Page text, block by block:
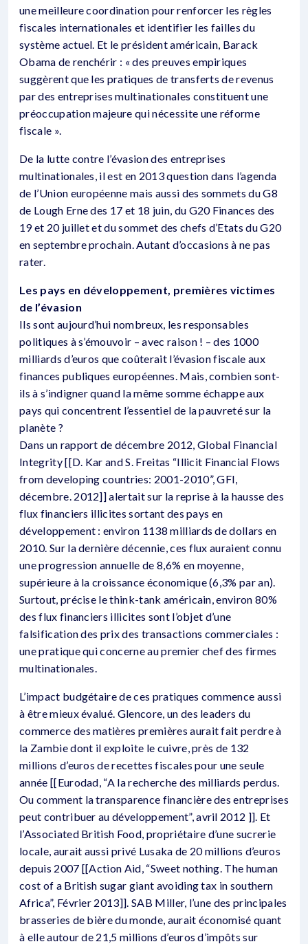
une meilleure coordination pour renforcer les règles
fiscales internationales et identifier les failles du
système actuel. Et le président américain, Barack
Obama de renchérir : « des preuves empiriques
suggèrent que les pratiques de transferts de revenus
par des entreprises multinationales constituent une
préoccupation majeure qui nécessite une réforme
fiscale ».
De la lutte contre l’évasion des entreprises
multinationales, il est en 2013 question dans l’agenda
de l’Union européenne mais aussi des sommets du G8
de Lough Erne des 17 et 18 juin, du G20 Finances des
19 et 20 juillet et du sommet des chefs d’Etats du G20
en septembre prochain. Autant d’occasions à ne pas
rater.
Les pays en développement, premières victimes
de l’évasion
Ils sont aujourd’hui nombreux, les responsables
politiques à s’émouvoir – avec raison ! – des 1000
milliards d’euros que coûterait l’évasion fiscale aux
finances publiques européennes. Mais, combien sont-
ils à s’indigner quand la même somme échappe aux
pays qui concentrent l’essentiel de la pauvreté sur la
planète ?
Dans un rapport de décembre 2012, Global Financial
Integrity [[D. Kar and S. Freitas “Illicit Financial Flows
from developing countries: 2001-2010”, GFI,
décembre. 2012]] alertait sur la reprise à la hausse des
flux financiers illicites sortant des pays en
développement : environ 1138 milliards de dollars en
2010. Sur la dernière décennie, ces flux auraient connu
une progression annuelle de 8,6% en moyenne,
supérieure à la croissance économique (6,3% par an).
Surtout, précise le think-tank américain, environ 80%
des flux financiers illicites sont l’objet d’une
falsification des prix des transactions commerciales :
une pratique qui concerne au premier chef des firmes
multinationales.
L’impact budgétaire de ces pratiques commence aussi
à être mieux évalué. Glencore, un des leaders du
commerce des matières premières aurait fait perdre à
la Zambie dont il exploite le cuivre, près de 132
millions d’euros de recettes fiscales pour une seule
année [[Eurodad, “A la recherche des milliards perdus.
Ou comment la transparence financière des entreprises
peut contribuer au développement”, avril 2012 ]]. Et
l’Associated British Food, propriétaire d’une sucrerie
locale, aurait aussi privé Lusaka de 20 millions d’euros
depuis 2007 [[Action Aid, “Sweet nothing. The human
cost of a British sugar giant avoiding tax in southern
Africa”, Février 2013]]. SAB Miller, l’une des principales
brasseries de bière du monde, aurait économisé quant
à elle autour de 21,5 millions d’euros d’impôts sur